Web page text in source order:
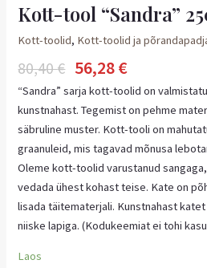
Kott-tool “Sandra”
Kott-toolid, Kott-toolid ja
80,40€ 56,28€
“Sandra” sarja kott-toolid on
kunstnahast. Tegemist on pehme
säbruline muster. Kott-tooli on
graanuleid, mis tagavad mõnusa
Oleme kott-toolid varustanud
vedada ühest kohast teise. Kate on
lisada täitematerjali. Kunstnahast
niiske lapiga. (Kodukeemiat ei tohi
Laos